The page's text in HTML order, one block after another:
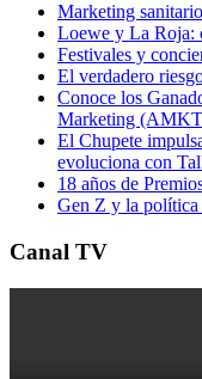
Marketing
Loewe y La Roja:
Festivales y
El verdadero
Conoce los
Marketing
El Chupete
evoluciona con
18 años de
Gen Z y la política
Canal TV